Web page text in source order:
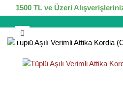
1500 TL ve Üzeri